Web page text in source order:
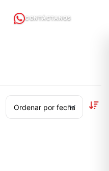
CONTÁCTANOS